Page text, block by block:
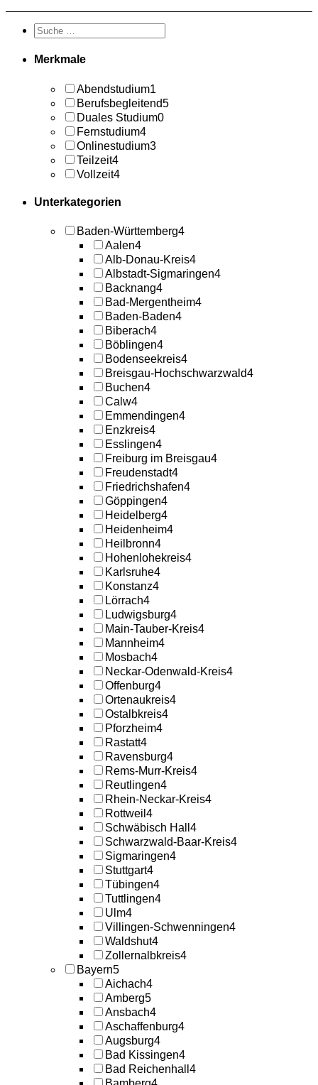
Merkmale
Abendstudium1
Berufsbegleitend5
Duales Studium0
Fernstudium4
Onlinestudium3
Teilzeit4
Vollzeit4
Unterkategorien
Baden-Württemberg4
Aalen4
Alb-Donau-Kreis4
Albstadt-Sigmaringen4
Backnang4
Bad-Mergentheim4
Baden-Baden4
Biberach4
Böblingen4
Bodenseekreis4
Breisgau-Hochschwarzwald4
Buchen4
Calw4
Emmendingen4
Enzkreis4
Esslingen4
Freiburg im Breisgau4
Freudenstadt4
Friedrichshafen4
Göppingen4
Heidelberg4
Heidenheim4
Heilbronn4
Hohenlohekreis4
Karlsruhe4
Konstanz4
Lörrach4
Ludwigsburg4
Main-Tauber-Kreis4
Mannheim4
Mosbach4
Neckar-Odenwald-Kreis4
Offenburg4
Ortenaukreis4
Ostalbkreis4
Pforzheim4
Rastatt4
Ravensburg4
Rems-Murr-Kreis4
Reutlingen4
Rhein-Neckar-Kreis4
Rottweil 4
Schwäbisch Hall 4
Schwarzwald-Baar-Kreis4
Sigmaringen4
Stuttgart4
Tübingen4
Tuttlingen4
Ulm4
Villingen-Schwenningen4
Waldshut4
Zollernalbkreis4
Bayern5
Aichach4
Amberg5
Ansbach4
Aschaffenburg4
Augsburg4
Bad Kissingen4
Bad Reichenhall 4